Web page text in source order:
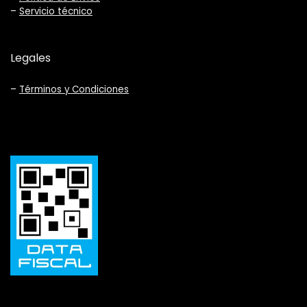
– Servicio técnico
Legales
– Términos y Condiciones